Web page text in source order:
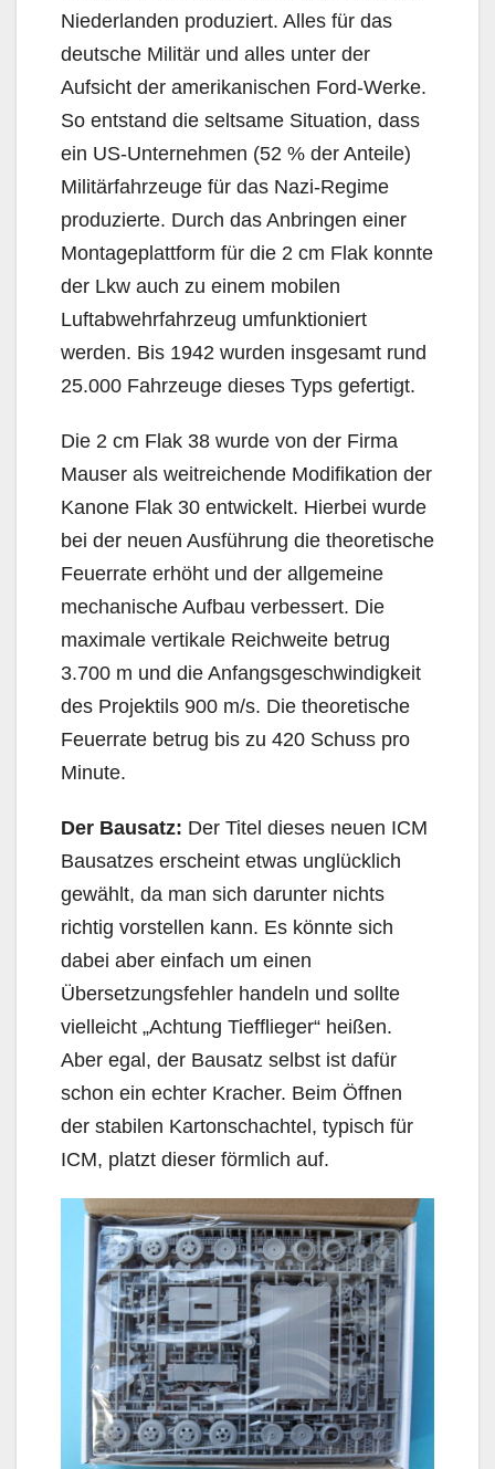
Niederlanden produziert. Alles für das
deutsche Militär und alles unter der
Aufsicht der amerikanischen Ford-Werke.
So entstand die seltsame Situation, dass
ein US-Unternehmen (52 % der Anteile)
Militärfahrzeuge für das Nazi-Regime
produzierte. Durch das Anbringen einer
Montageplattform für die 2 cm Flak konnte
der Lkw auch zu einem mobilen
Luftabwehrfahrzeug umfunktioniert
werden. Bis 1942 wurden insgesamt rund
25.000 Fahrzeuge dieses Typs gefertigt.
Die 2 cm Flak 38 wurde von der Firma
Mauser als weitreichende Modifikation der
Kanone Flak 30 entwickelt. Hierbei wurde
bei der neuen Ausführung die theoretische
Feuerrate erhöht und der allgemeine
mechanische Aufbau verbessert. Die
maximale vertikale Reichweite betrug
3.700 m und die Anfangsgeschwindigkeit
des Projektils 900 m/s. Die theoretische
Feuerrate betrug bis zu 420 Schuss pro
Minute.
Der Bausatz: Der Titel dieses neuen ICM
Bausatzes erscheint etwas unglücklich
gewählt, da man sich darunter nichts
richtig vorstellen kann. Es könnte sich
dabei aber einfach um einen
Übersetzungsfehler handeln und sollte
vielleicht „Achtung Tiefflieger“ heißen.
Aber egal, der Bausatz selbst ist dafür
schon ein echter Kracher. Beim Öffnen
der stabilen Kartonschachtel, typisch für
ICM, platzt dieser förmlich auf.